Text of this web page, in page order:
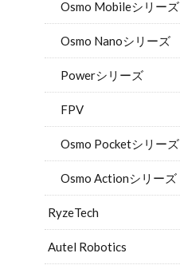
Osmo Mobileシリーズ
Osmo Nanoシリーズ
Powerシリーズ
FPV
Osmo Pocketシリーズ
Osmo Actionシリーズ
RyzeTech
Autel Robotics